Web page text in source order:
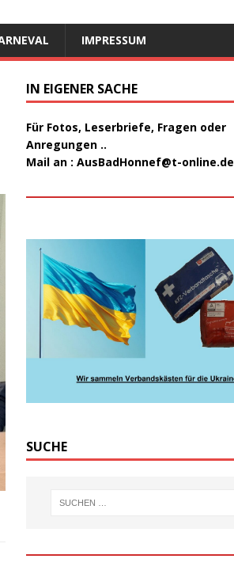
IMPRESSUM
IN EIGENER SACHE
Für Fotos, Leserbriefe, Fragen oder
Anregungen ..
Mail an : AusBadHonnef@t-online.de
SUCHE